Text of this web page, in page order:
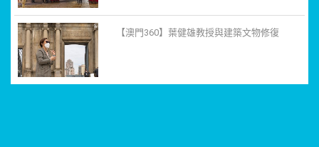
【澳門360】葉健雄教授與建築文物修復